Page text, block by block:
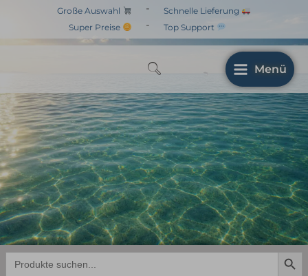
springen
Große Auswahl
Super Preise
-
-
Schnelle Lieferung
Top Support
Menü
Search
for:
Search